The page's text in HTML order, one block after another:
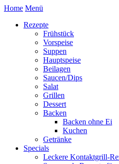
Home Menü
Rezepte
Frühstück
Vorspeise
Suppen
Hauptspeise
Beilagen
Saucen/Dips
Salat
Grillen
Dessert
Backen
Backen ohne Ei
Kuchen
Getränke
Specials
Leckere Kontaktgrill-